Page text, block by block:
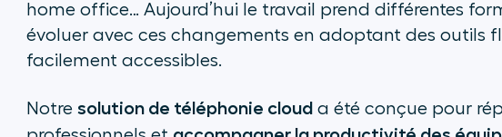
home office… Aujourd’hui le travail prend différentes
évoluer avec ces changements en adoptant des outils
facilement accessibles.
Notre solution de téléphonie cloud a été conçue pour